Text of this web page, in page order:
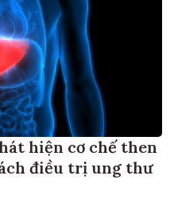
hiện cơ chế then
điều trị ung thư